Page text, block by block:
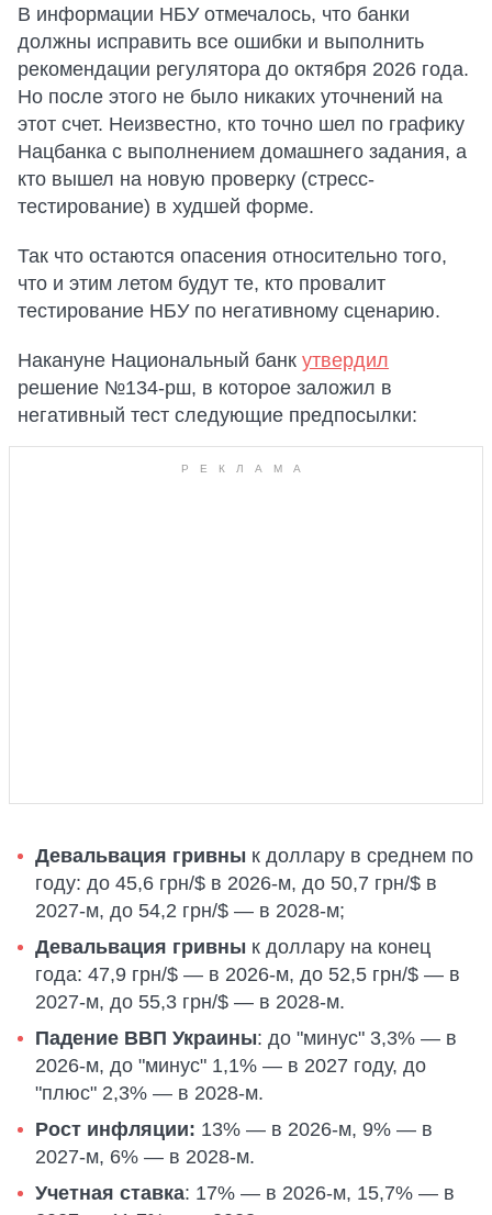
В информации НБУ отмечалось, что банки
должны исправить все ошибки и выполнить
рекомендации регулятора до октября 2026 года.
Но после этого не было никаких уточнений на
этот счет. Неизвестно, кто точно шел по графику
Нацбанка с выполнением домашнего задания, а
кто вышел на новую проверку (стресс-
тестирование) в худшей форме.
Так что остаются опасения относительно того,
что и этим летом будут те, кто провалит
тестирование НБУ по негативному сценарию.
Накануне Национальный банк утвердил
решение №134-рш, в которое заложил в
негативный тест следующие предпосылки:
Девальвация гривны к доллару в среднем по
году: до 45,6 грн/$ в 2026-м, до 50,7 грн/$ в
2027-м, до 54,2 грн/$ — в 2028-м;
Девальвация гривны к доллару на конец
года: 47,9 грн/$ — в 2026-м, до 52,5 грн/$ — в
2027-м, до 55,3 грн/$ — в 2028-м.
Падение ВВП Украины: до "минус" 3,3% — в
2026-м, до "минус" 1,1% — в 2027 году, до
"плюс" 2,3% — в 2028-м.
Рост инфляции: 13% — в 2026-м, 9% — в
2027-м, 6% — в 2028-м.
Учетная ставка: 17% — в 2026-м, 15,7% — в